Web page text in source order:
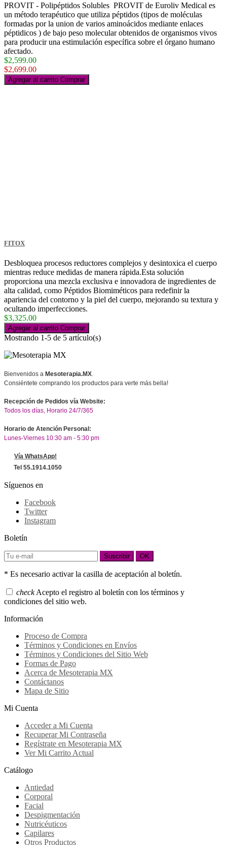
PROVIT - Polipéptidos Solubles PROVIT de Euroliv Medical es
un método terapéutico que utiliza péptidos (tipos de moléculas
formadas por la union de varios aminoácidos mediante enlaces
péptidicos ) de bajo peso molecular obtenidos de organismos vivos
para producir una estimulación específica sobre el órgano humano
afectado.
$2,599.00
$2,699.00
Agregar al carrito Comprar
FITOX
Desbloquea procesos reductores complejos y desintoxica el cuerpo
mientras reduce medidas de manera rápida.Esta solución
proporciona una mezcla exclusiva e innovadora de ingredientes de
alta calidad, como Péptidos Biomiméticos para redefinir la
apariencia del contorno y la piel del cuerpo, mejorando su textura y
ocultando imperfecciones.
$3,325.00
Agregar al carrito Comprar
Mostrando 1-5 de 5 artículo(s)
Bienvenidos a Mesoterapia.MX.
Consiéntete comprando los productos para verte más bella!
Recepción de Pedidos vía Website:
Todos los días, Horario 24/7/365
Horario de Atención Personal:
Lunes-Viernes 10:30 am - 5:30 pm
Vía WhatsApp!
Tel 55.1914.1050
Síguenos en
Facebook
Twitter
Instagram
Boletín
Suscribir OK
* Es necesario activar la casilla de aceptación al boletín.
check Acepto el registro al boletín con los términos y
condiciones del sitio web.
Información
Proceso de Compra
Términos y Condiciones en Envíos
Términos y Condiciones del Sitio Web
Formas de Pago
Acerca de Mesoterapia MX
Contáctanos
Mapa de Sitio
Mi Cuenta
Acceder a Mi Cuenta
Recuperar Mi Contraseña
Regístrate en Mesoterapia MX
Ver Mi Carrito Actual
Catálogo
Antiedad
Corporal
Facial
Despigmentación
Nutricéuticos
Capilares
Otros Productos